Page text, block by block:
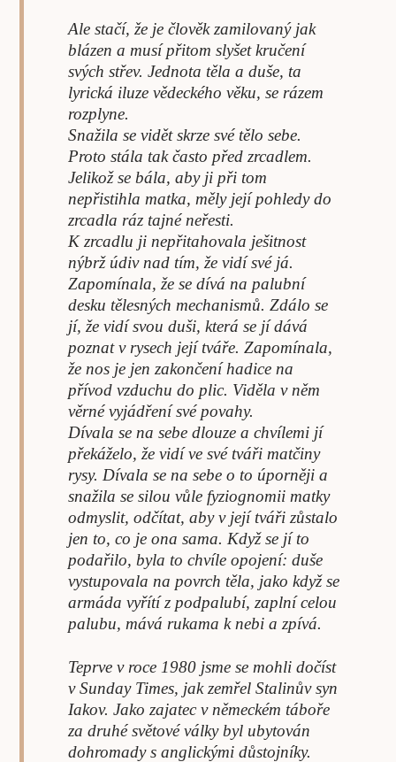
Ale stačí, že je člověk zamilovaný jak
blázen a musí přitom slyšet kručení
svých střev. Jednota těla a duše, ta
lyrická iluze vědeckého věku, se rázem
rozplyne.
Snažila se vidět skrze své tělo sebe.
Proto stála tak často před zrcadlem.
Jelikož se bála, aby ji při tom
nepřistihla matka, měly její pohledy do
zrcadla ráz tajné neřesti.
K zrcadlu ji nepřitahovala ješitnost
nýbrž údiv nad tím, že vidí své já.
Zapomínala, že se dívá na palubní
desku tělesných mechanismů. Zdálo se
jí, že vidí svou duši, která se jí dává
poznat v rysech její tváře. Zapomínala,
že nos je jen zakončení hadice na
přívod vzduchu do plic. Viděla v něm
věrné vyjádření své povahy.
Dívala se na sebe dlouze a chvílemi jí
překáželo, že vidí ve své tváři matčiny
rysy. Dívala se na sebe o to úporněji a
snažila se silou vůle fyziognomii matky
odmyslit, odčítat, aby v její tváři zůstalo
jen to, co je ona sama. Když se jí to
podařilo, byla to chvíle opojení: duše
vystupovala na povrch těla, jako když se
armáda vyřítí z podpalubí, zaplní celou
palubu, mává rukama k nebi a zpívá.
Teprve v roce 1980 jsme se mohli dočíst
v Sunday Times, jak zemřel Stalinův syn
Iakov. Jako zajatec v německém táboře
za druhé světové války byl ubytován
dohromady s anglickými důstojníky.